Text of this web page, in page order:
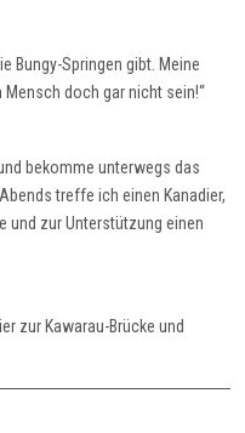
Bungy-Springen gibt. Meine
Mensch doch gar nicht sein!“
bekomme unterwegs das
treffe ich einen Kanadier,
und zur Unterstützung einen
zur Kawarau-Brücke und